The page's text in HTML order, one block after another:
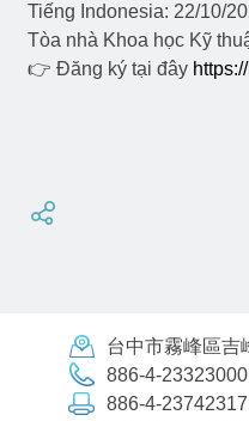
Tiếng Indonesia: 22/10/
Tòa nhà Khoa học Kỹ
👉 Đăng ký tại đây
台中市霧峰區吉
886-4-
886-4-23742317